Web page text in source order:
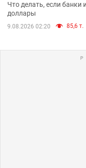
Что делать, если
доллары
9.08.2026 02:20 85,6 т.